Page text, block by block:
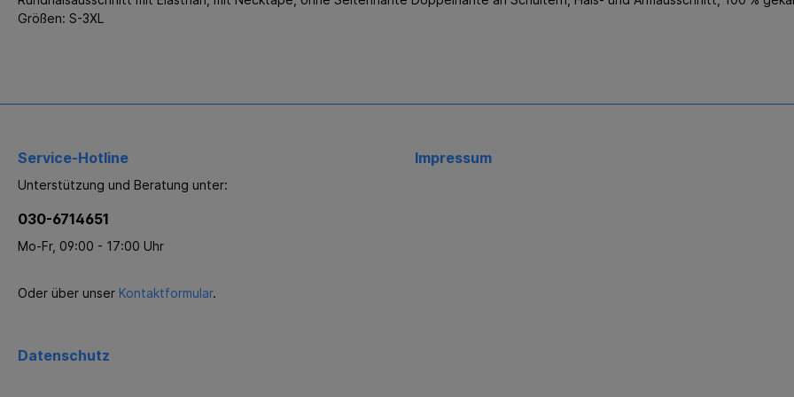
Größen: S-3XL
Service-Hotline
Unterstützung und Beratung unter:
030-6714651
Mo-Fr, 09:00 - 17:00 Uhr
Oder über unser Kontaktformular.
Impressum
Datenschutz